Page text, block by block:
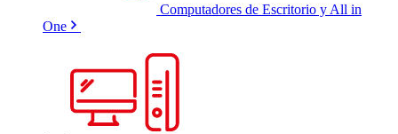
Computadores de Escritorio y All in
One